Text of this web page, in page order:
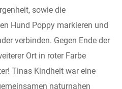
sowie die
Hund Poppy markieren und
verbinden. Gegen Ende der
Ort in roter Farbe
Tinas Kindheit war eine
naturnahen